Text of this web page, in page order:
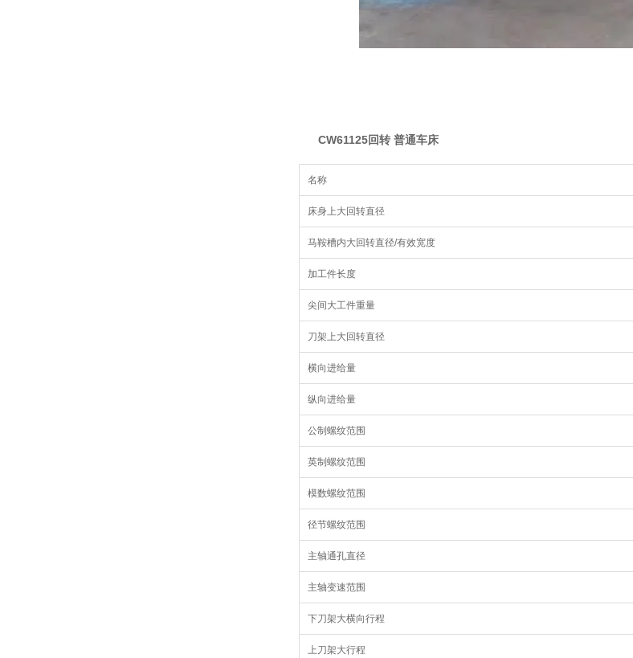
CW61125回转 普通车床
名称
床身上大回转直径
马鞍槽内大回转直径/有效宽度
加工件长度
尖间大工件重量
刀架上大回转直径
横向进给量
纵向进给量
公制螺纹范围
英制螺纹范围
模数螺纹范围
径节螺纹范围
主轴通孔直径
主轴变速范围
下刀架大横向行程
上刀架大行程